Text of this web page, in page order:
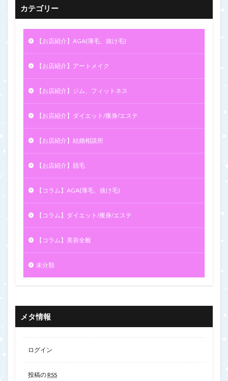
カテゴリー
【お店紹介】AGA(薄毛、抜け毛)
【お店紹介】アートメイク
【お店紹介】ジム、フィットネス
【お店紹介】ダイエット/痩身/エステ
【お店紹介】結婚相談所
【お店紹介】脱毛
【コラム】AGA(薄毛、抜け毛)
【コラム】ダイエット/痩身/エステ
【コラム】美容全般
未分類
メタ情報
ログイン
投稿のRSS